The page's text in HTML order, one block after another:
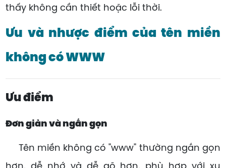
thấy không cần thiết hoặc lỗi thời.
Ưu và nhược điểm của tên miền
không có WWW
Ưu điểm
Đơn giản và ngắn gọn
Tên miền không có "www" thường ngắn gọn